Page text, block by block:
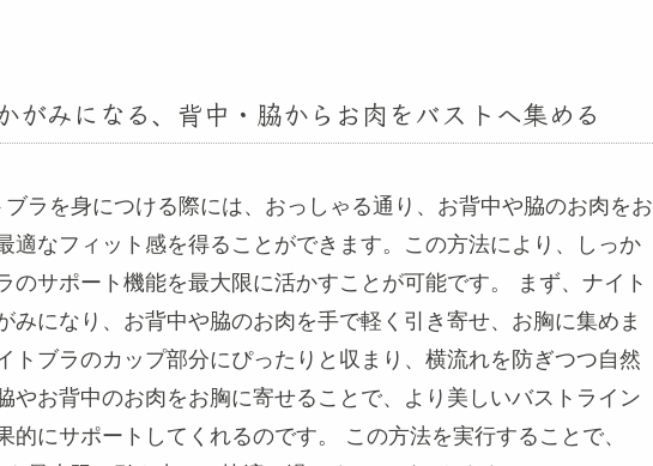
がみになる、背中・脇からお肉をバストへ集める
ラを身につける際には、おっしゃる通り、お背中や脇のお肉をお
適なフィット感を得ることができます。この方法により、しっか
のサポート機能を最大限に活かすことが可能です。 まず、ナイト
みになり、お背中や脇のお肉を手で軽く引き寄せ、お胸に集めま
トブラのカップ部分にぴったりと収まり、横流れを防ぎつつ自然
やお背中のお肉をお胸に寄せることで、より美しいバストライン
的にサポートしてくれるのです。 この方法を実行することで、